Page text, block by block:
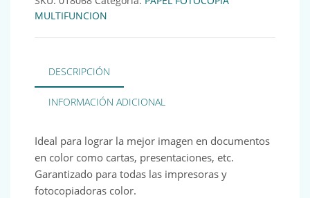
MULTIFUNCION
DESCRIPCIÓN
INFORMACIÓN ADICIONAL
Ideal para lograr la mejor imagen en documentos
en color como cartas, presentaciones, etc.
Garantizado para todas las impresoras y
fotocopiadoras color.